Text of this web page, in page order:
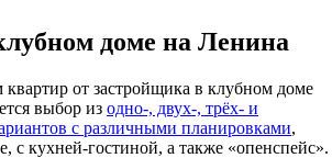
доме на Ленина
квартир от застройщика в клубном доме
выбор из одно-, двух-, трёх- и
с различными планировками,
с кухней-гостиной, а также «опенспейс».